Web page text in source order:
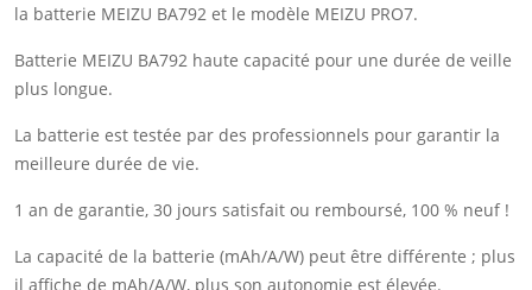
la batterie MEIZU BA792 et le modèle MEIZU PRO7.
Batterie MEIZU BA792 haute capacité pour une durée de veille
plus longue.
La batterie est testée par des professionnels pour garantir la
meilleure durée de vie.
1 an de garantie, 30 jours satisfait ou remboursé, 100 % neuf !
La capacité de la batterie (mAh/A/W) peut être différente ; plus
il affiche de mAh/A/W, plus son autonomie est élevée.